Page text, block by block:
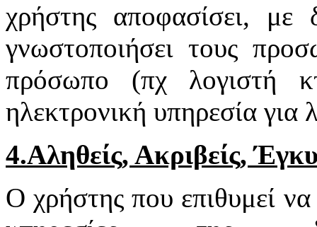
χρήστης αποφασίσει, με
γνωστοποιήσει τους
πρόσωπο (πχ λογιστή
ηλεκτρονική υπηρεσία για
4.Αληθείς, Ακριβείς,
Ο χρήστης που επιθυμεί να